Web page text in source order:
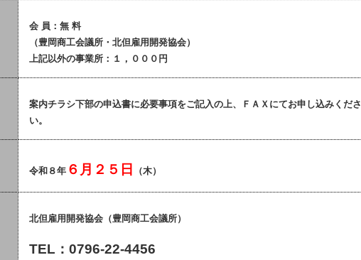
会 員：無 料
（豊岡商工会議所・北但雇用開発協会）
上記以外の事業所：１，０００円
案内チラシ下部の申込書に必要事項をご記入の上、ＦＡＸにてお申し込みくださ
い。
令和８年 ６月２５日 （木）
北但雇用開発協会（豊岡商工会議所）
TEL：0796-22-4456